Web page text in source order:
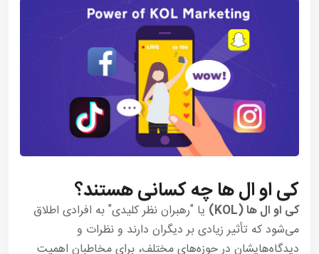
کی او ال ها چه کسانی هستند؟
کی او ال ها (KOL)
یا "رهبران نظر کلیدی" به افرادی اطلاق
می‌شود که تأثیر زیادی بر دیگران دارند و نظرات و
دیدگاه‌هایشان در حوزه‌های مختلف، برای مخاطبان اهمیت